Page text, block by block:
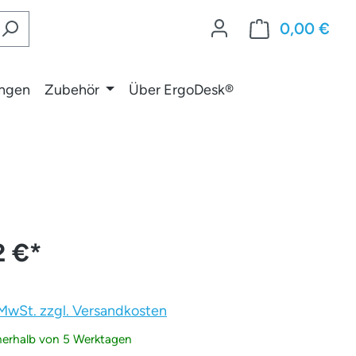
0,00 €
Zubehör Über ErgoDesk®
€*
zzgl. Versandkosten
von 5 Werktagen